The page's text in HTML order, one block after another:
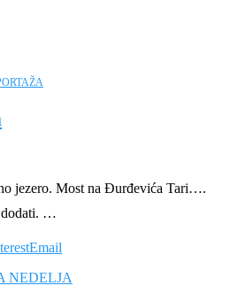
jezero. Most na Đurđevića Tari….
dodati. …
Email